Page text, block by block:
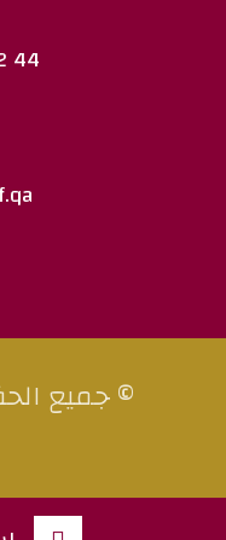
44 42 33 66 974+
© جميع